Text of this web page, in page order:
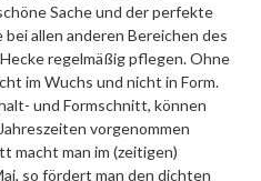
Sache und der perfekte
allen anderen Bereichen des
regelmäßig pflegen. Ohne
im Wuchs und nicht in Form.
und Formschnitt, können
vorgenommen
macht man im (zeitigen)
so fördert man den dichten